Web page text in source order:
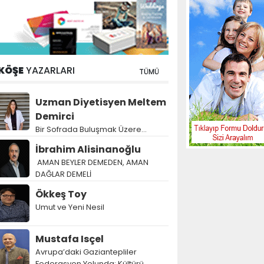
YAZARLARI TÜMÜ
Uzman Diyetisyen Meltem
Demirci
Bir Sofrada Buluşmak Üzere…
İbrahim Alisinanoğlu
AMAN BEYLER DEMEDEN, AMAN
DAĞLAR DEMELİ
Ökkeş Toy
Umut ve Yeni Nesil
Mustafa Isçel
Avrupa’daki Gaziantepliler